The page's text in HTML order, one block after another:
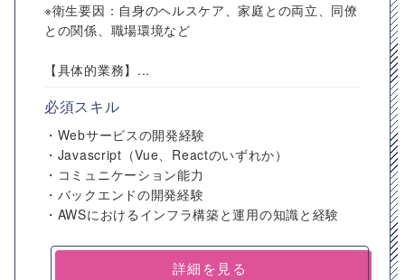
※衛生要因：自身のヘルスケア、家庭との両立、同僚
との関係、職場環境など
【具体的業務】...
必須スキル
・Webサービスの開発経験
・Javascript（Vue、Reactのいずれか）
・コミュニケーション能力
・バックエンドの開発経験
・AWSにおけるインフラ構築と運用の知識と経験
詳細を見る